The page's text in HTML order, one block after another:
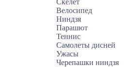
Скелет
Велосипед
Ниндзя
Парашют
Теннис
Самолеты дисней
Ужасы
Черепашки ниндзя